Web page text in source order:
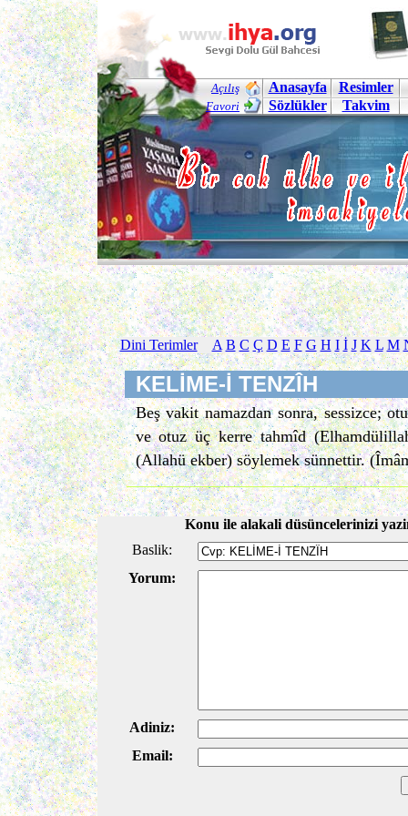
Açılış
Favori
Anasayfa
Resimler
Sözlükler
Takvim
Dini Terimler A B C Ç D E F G H I İ J K L M
KELİME-İ TENZÎH
Beş vakit namazdan sonra, sessizce;
ve otuz üç kerre tahmîd
(Allahü ekber) söylemek sünnettir.
Konu ile alakali düsüncelerinizi
Baslik:
Yorum:
Adiniz:
Email: